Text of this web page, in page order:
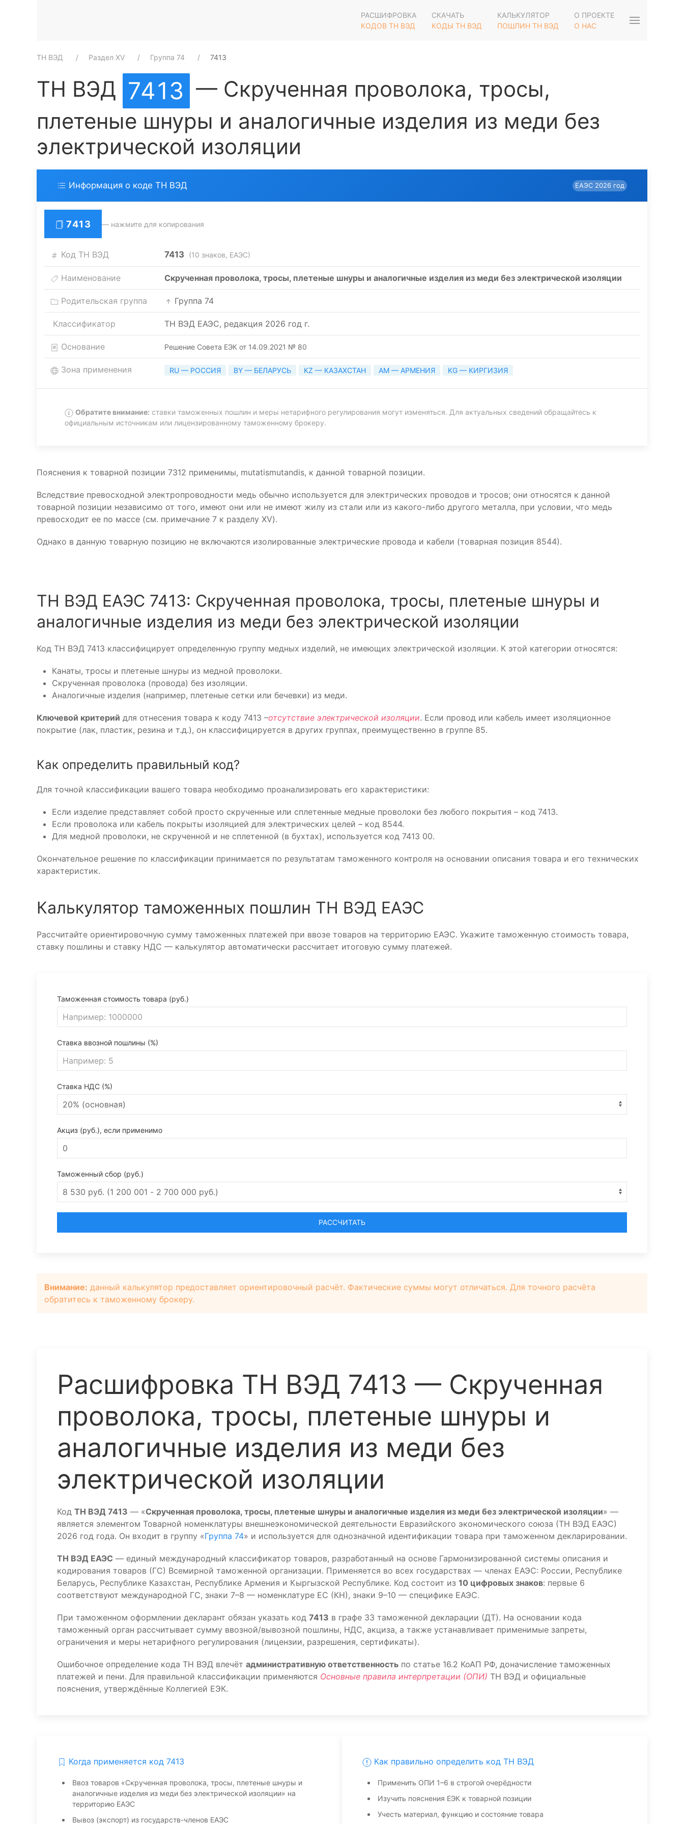
РАСШИФРОВКА
КОДОВ ТН ВЭД
СКАЧАТЬ
КОДЫ ТН ВЭД
КАЛЬКУЛЯТОР
ПОШЛИН ТН ВЭД
О ПРОЕКТЕ
О НАС
ТН ВЭД Раздел XV Группа 74 7413
ТН ВЭД 7413 — Скрученная проволока, тросы,
плетеные шнуры и аналогичные изделия из меди без
электрической изоляции
Информация о коде ТН ВЭД ЕАЭС 2026 год
7413 — нажмите для копирования
Код ТН ВЭД 7413 (10 знаков, ЕАЭС)
Наименование Скрученная проволока, тросы, плетеные шнуры и аналогичные изделия из меди без электрической изоляции
Родительская группа Группа 74
Классификатор ТН ВЭД ЕАЭС, редакция 2026 год г.
Основание Решение Совета ЕЭК от 14.09.2021 № 80
Зона применения RU — РОССИЯ BY — БЕЛАРУСЬ KZ — КАЗАХСТАН AM — АРМЕНИЯ KG — КИРГИЗИЯ
Обратите внимание: ставки таможенных пошлин и меры нетарифного регулирования могут изменяться. Для актуальных сведений обращайтесь к
официальным источникам или лицензированному таможенному брокеру.
Пояснения к товарной позиции 7312 применимы, mutatismutandis, к данной товарной позиции.
Вследствие превосходной электропроводности медь обычно используется для электрических проводов и тросов; они относятся к данной
товарной позиции независимо от того, имеют они или не имеют жилу из стали или из какого-либо другого металла, при условии, что медь
превосходит ее по массе (см. примечание 7 к разделу XV).
Однако в данную товарную позицию не включаются изолированные электрические провода и кабели (товарная позиция 8544).
ТН ВЭД ЕАЭС 7413: Скрученная проволока, тросы, плетеные шнуры и
аналогичные изделия из меди без электрической изоляции
Код ТН ВЭД 7413 классифицирует определенную группу медных изделий, не имеющих электрической изоляции. К этой категории относятся:
Канаты, тросы и плетеные шнуры из медной проволоки.
Скрученная проволока (провода) без изоляции.
Аналогичные изделия (например, плетеные сетки или бечевки) из меди.
Ключевой критерий для отнесения товара к коду 7413 –отсутствие электрической изоляции. Если провод или кабель имеет изоляционное
покрытие (лак, пластик, резина и т.д.), он классифицируется в других группах, преимущественно в группе 85.
Как определить правильный код?
Для точной классификации вашего товара необходимо проанализировать его характеристики:
Если изделие представляет собой просто скрученные или сплетенные медные проволоки без любого покрытия – код 7413.
Если проволока или кабель покрыты изоляцией для электрических целей – код 8544.
Для медной проволоки, не скрученной и не сплетенной (в бухтах), используется код 7413 00.
Окончательное решение по классификации принимается по результатам таможенного контроля на основании описания товара и его технических
характеристик.
Калькулятор таможенных пошлин ТН ВЭД ЕАЭС
Рассчитайте ориентировочную сумму таможенных платежей при ввозе товаров на территорию ЕАЭС. Укажите таможенную стоимость товара,
ставку пошлины и ставку НДС — калькулятор автоматически рассчитает итоговую сумму платежей.
Таможенная стоимость товара (руб.)
Ставка ввозной пошлины (%)
Ставка НДС (%)
Акциз (руб.), если применимо
Таможенный сбор (руб.)
РАССЧИТАТЬ
Внимание: данный калькулятор предоставляет ориентировочный расчёт. Фактические суммы могут отличаться. Для точного расчёта
обратитесь к таможенному брокеру.
Расшифровка ТН ВЭД 7413 — Скрученная
проволока, тросы, плетеные шнуры и
аналогичные изделия из меди без
электрической изоляции
Код ТН ВЭД 7413 — «Скрученная проволока, тросы, плетеные шнуры и аналогичные изделия из меди без электрической изоляции» —
является элементом Товарной номенклатуры внешнеэкономической деятельности Евразийского экономического союза (ТН ВЭД ЕАЭС)
2026 год года. Он входит в группу «Группа 74» и используется для однозначной идентификации товара при таможенном декларировании.
ТН ВЭД ЕАЭС — единый международный классификатор товаров, разработанный на основе Гармонизированной системы описания и
кодирования товаров (ГС) Всемирной таможенной организации. Применяется во всех государствах — членах ЕАЭС: России, Республике
Беларусь, Республике Казахстан, Республике Армения и Кыргызской Республике. Код состоит из 10 цифровых знаков: первые 6
соответствуют международной ГС, знаки 7–8 — номенклатуре ЕС (КН), знаки 9–10 — специфике ЕАЭС.
При таможенном оформлении декларант обязан указать код 7413 в графе 33 таможенной декларации (ДТ). На основании кода
таможенный орган рассчитывает сумму ввозной/вывозной пошлины, НДС, акциза, а также устанавливает применимые запреты,
ограничения и меры нетарифного регулирования (лицензии, разрешения, сертификаты).
Ошибочное определение кода ТН ВЭД влечёт административную ответственность по статье 16.2 КоАП РФ, доначисление таможенных
платежей и пени. Для правильной классификации применяются Основные правила интерпретации (ОПИ) ТН ВЭД и официальные
пояснения, утверждённые Коллегией ЕЭК.
Когда применяется код 7413
Ввоз товаров «Скрученная проволока, тросы, плетеные шнуры и
аналогичные изделия из меди без электрической изоляции» на
территорию ЕАЭС
Вывоз (экспорт) из государств-членов ЕАЭС
Как правильно определить код ТН ВЭД
Применить ОПИ 1–6 в строгой очерёдности
Изучить пояснения ЕЭК к товарной позиции
Учесть материал, функцию и состояние товара